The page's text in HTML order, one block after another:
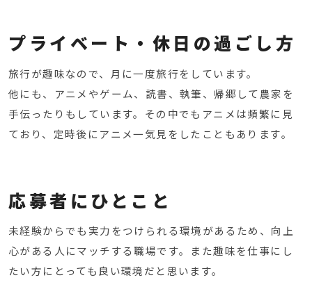
プライベート・休日の過ごし方
旅行が趣味なので、月に一度旅行をしています。
他にも、アニメやゲーム、読書、執筆、帰郷して農家を
手伝ったりもしています。 その中でもアニメは頻繁に見
ており、定時後にアニメ一気見をしたこともあります。
応募者にひとこと
未経験からでも実力をつけられる環境があるため、向上
心がある人にマッチする職場です。
また趣味を仕事にし
たい方にとっても良い環境だと思います。